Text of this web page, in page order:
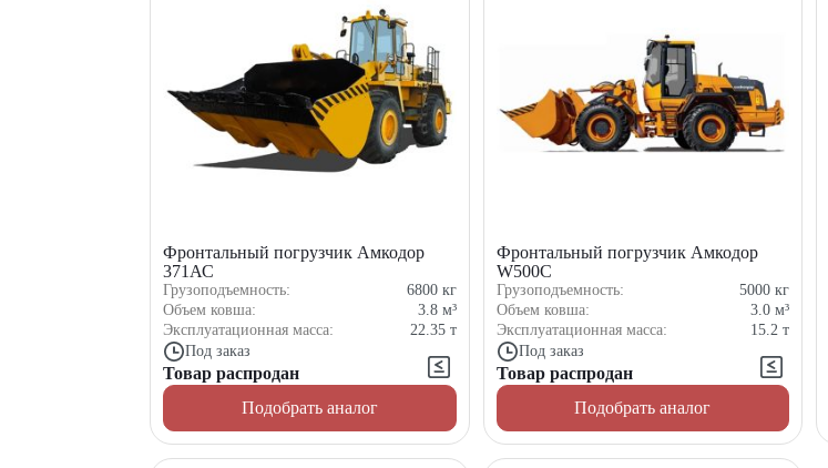
Фронтальный погрузчик Амкодор
371АС
Грузоподъемность: 6800 кг
Объем ковша:
3.8 м³
Эксплуатационная масса:
22.35 т
Под заказ
Товар распродан
Подобрать аналог
Фронтальный погрузчик Амкодор
W500C
Грузоподъемность: 5000 кг
Объем ковша:
3.0 м³
Эксплуатационная масса:
15.2 т
Под заказ
Товар распродан
Подобрать аналог